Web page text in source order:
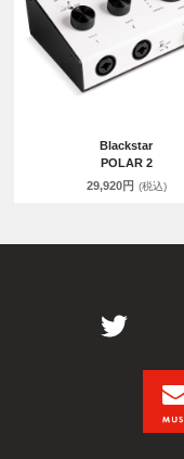
Blackstar
POLAR 2
29,920円 (税込)